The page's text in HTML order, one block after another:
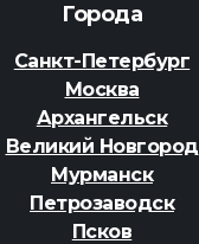
Города
Санкт-Петербург
Москва
Архангельск
Великий Новгород
Мурманск
Петрозаводск
Псков